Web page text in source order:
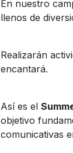
En nuestro
llenos de
Realizarán
encantará.
Así es el
objetivo
comunicativas